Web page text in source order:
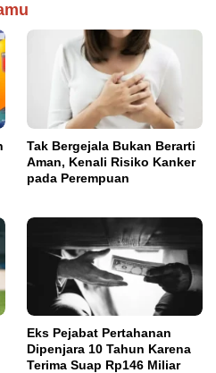
Tak Bergejala Bukan Berarti
Aman, Kenali Risiko Kanker
pada Perempuan
Eks Pejabat Pertahanan
Dipenjara 10 Tahun Karena
Terima Suap Rp146 Miliar